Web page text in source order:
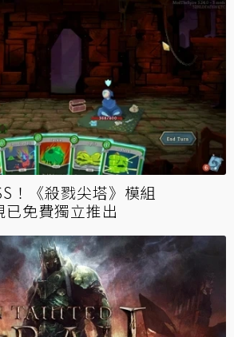
！《殺戮尖塔》模組
已免費獨立推出